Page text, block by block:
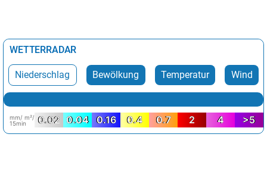
WETTERRADAR
Niederschlag Bewölkung Temperatur Wind
mm/ m²/
15min
0.02 0.04 0.16 0.4 0.7 2 4 >5